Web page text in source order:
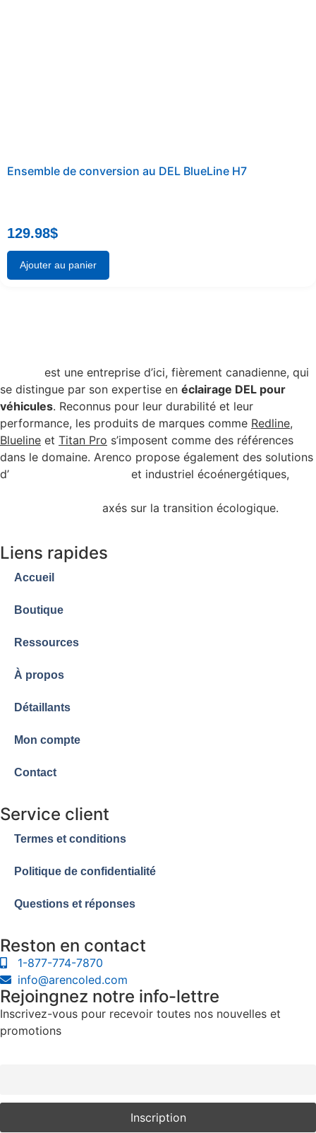
Ensemble de conversion au DEL BlueLine H7
129.98$
Ajouter au panier
est une entreprise d’ici, fièrement canadienne, qui
se distingue par son expertise en éclairage DEL pour
véhicules. Reconnus pour leur durabilité et leur
performance, les produits de marques comme Redline,
Blueline et Titan Pro s’imposent comme des références
dans le domaine. Arenco propose également des solutions
d’
et industriel écoénergétiques,
axés sur la transition écologique.
Liens rapides
Accueil
Boutique
Ressources
À propos
Détaillants
Mon compte
Contact
Service client
Termes et conditions
Politique de confidentialité
Questions et réponses
Reston en contact
1-877-774-7870
info@arencoled.com
Rejoingnez notre info-lettre
Inscrivez-vous pour recevoir toutes nos nouvelles et
promotions